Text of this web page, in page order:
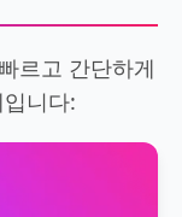
르고 간단하게
니다: